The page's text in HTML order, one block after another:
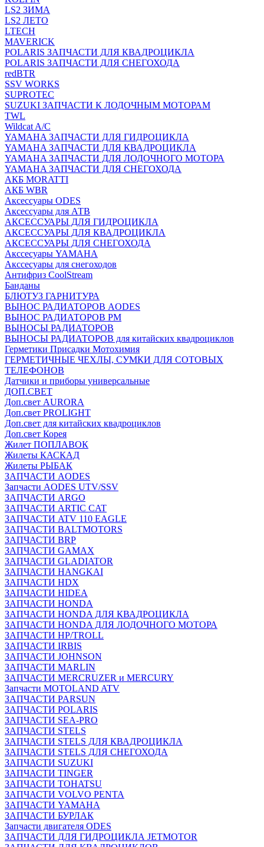
LS2 ЗИМА
LS2 ЛЕТО
LTECH
MAVERICK
POLARIS ЗАПЧАСТИ ДЛЯ КВАДРОЦИКЛА
POLARIS ЗАПЧАСТИ ДЛЯ СНЕГОХОДА
redBTR
SSV WORKS
SUPROTEC
SUZUKI ЗАПЧАСТИ К ЛОДОЧНЫМ МОТОРАМ
TWL
Wildcat A/C
YAMAHA ЗАПЧАСТИ ДЛЯ ГИДРОЦИКЛА
YAMAHA ЗАПЧАСТИ ДЛЯ КВАДРОЦИКЛА
YAMAHA ЗАПЧАСТИ ДЛЯ ЛОДОЧНОГО МОТОРА
YAMAHA ЗАПЧАСТИ ДЛЯ СНЕГОХОДА
АКБ MORATTI
АКБ WBR
Аксессуары ODES
Аксессуары для АТВ
АКСЕССУАРЫ ДЛЯ ГИДРОЦИКЛА
АКСЕССУАРЫ ДЛЯ КВАДРОЦИКЛА
АКСЕССУАРЫ ДЛЯ СНЕГОХОДА
Акссесуары YAMAHA
Акссесуары для снегоходов
Антифриз CoolStream
Банданы
БЛЮТУЗ ГАРНИТУРА
ВЫНОС РАДИАТОРОВ AODES
ВЫНОС РАДИАТОРОВ РМ
ВЫНОСЫ РАДИАТОРОВ
ВЫНОСЫ РАДИАТОРОВ для китайских квадроциклов
Герметики Присадки Мотохимия
ГЕРМЕТИЧНЫЕ ЧЕХЛЫ, СУМКИ ДЛЯ СОТОВЫХ
ТЕЛЕФОНОВ
Датчики и приборы универсальные
ДОП.СВЕТ
Доп.свет AURORA
Доп.свет PROLIGHT
Доп.свет для китайских квадроциклов
Доп.свет Корея
Жилет ПОПЛАВОК
Жилеты КАСКАД
Жилеты РЫБАК
ЗАПЧАСТИ AODES
Запчасти AODES UTV/SSV
ЗАПЧАСТИ ARGO
ЗАПЧАСТИ ARTIC CAT
ЗАПЧАСТИ ATV 110 EAGLE
ЗАПЧАСТИ BALTMOTORS
ЗАПЧАСТИ BRP
ЗАПЧАСТИ GAMAX
ЗАПЧАСТИ GLADIATOR
ЗАПЧАСТИ HANGKAI
ЗАПЧАСТИ HDX
ЗАПЧАСТИ HIDEA
ЗАПЧАСТИ HONDA
ЗАПЧАСТИ HONDA ДЛЯ КВАДРОЦИКЛА
ЗАПЧАСТИ HONDA ДЛЯ ЛОДОЧНОГО МОТОРА
ЗАПЧАСТИ HP/TROLL
ЗАПЧАСТИ IRBIS
ЗАПЧАСТИ JOHNSON
ЗАПЧАСТИ MARLIN
ЗАПЧАСТИ MERCRUZER и MERCURY
Запчасти MOTOLAND ATV
ЗАПЧАСТИ PARSUN
ЗАПЧАСТИ POLARIS
ЗАПЧАСТИ SEA-PRO
ЗАПЧАСТИ STELS
ЗАПЧАСТИ STELS ДЛЯ КВАДРОЦИКЛА
ЗАПЧАСТИ STELS ДЛЯ СНЕГОХОДА
ЗАПЧАСТИ SUZUKI
ЗАПЧАСТИ TINGER
ЗАПЧАСТИ TOHATSU
ЗАПЧАСТИ VOLVO PENTA
ЗАПЧАСТИ YAMAHA
ЗАПЧАСТИ БУРЛАК
Запчасти двигателя ODES
ЗАПЧАСТИ ДЛЯ ГИДРОЦИКЛА JETMOTOR